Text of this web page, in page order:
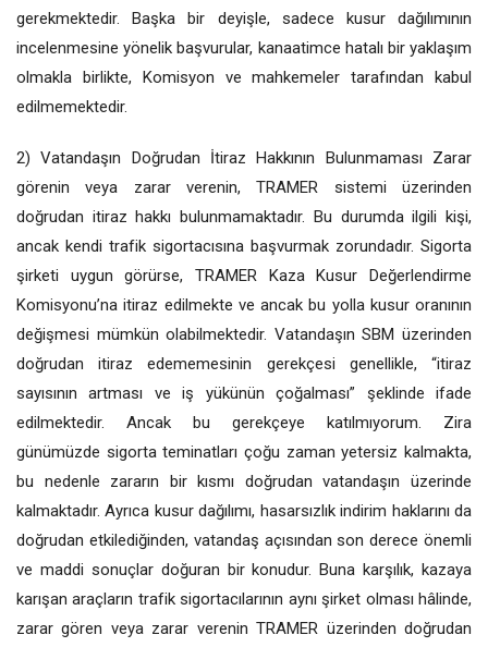
gerekmektedir. Başka bir deyişle, sadece kusur dağılımının
incelenmesine yönelik başvurular, kanaatimce hatalı bir yaklaşım
olmakla birlikte, Komisyon ve mahkemeler tarafından kabul
edilmemektedir.
2) Vatandaşın Doğrudan İtiraz Hakkının Bulunmaması Zarar
görenin veya zarar verenin, TRAMER sistemi üzerinden
doğrudan itiraz hakkı bulunmamaktadır. Bu durumda ilgili kişi,
ancak kendi trafik sigortacısına başvurmak zorundadır. Sigorta
şirketi uygun görürse, TRAMER Kaza Kusur Değerlendirme
Komisyonu’na itiraz edilmekte ve ancak bu yolla kusur oranının
değişmesi mümkün olabilmektedir. Vatandaşın SBM üzerinden
doğrudan itiraz edememesinin gerekçesi genellikle, “itiraz
sayısının artması ve iş yükünün çoğalması” şeklinde ifade
edilmektedir. Ancak bu gerekçeye katılmıyorum. Zira
günümüzde sigorta teminatları çoğu zaman yetersiz kalmakta,
bu nedenle zararın bir kısmı doğrudan vatandaşın üzerinde
kalmaktadır. Ayrıca kusur dağılımı, hasarsızlık indirim haklarını da
doğrudan etkilediğinden, vatandaş açısından son derece önemli
ve maddi sonuçlar doğuran bir konudur. Buna karşılık, kazaya
karışan araçların trafik sigortacılarının aynı şirket olması hâlinde,
zarar gören veya zarar verenin TRAMER üzerinden doğrudan